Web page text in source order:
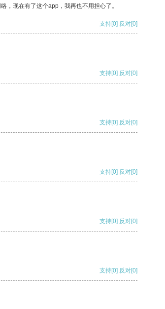
，现在有了这个app，我再也不用担心了。
支持[0] 反对[0]
支持[0] 反对[0]
支持[0] 反对[0]
支持[0] 反对[0]
支持[0] 反对[0]
支持[0] 反对[0]